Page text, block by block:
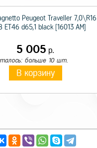
Peugeot Traveller 7,0\R16
ET46 d65,1 black [16013 AM]
5 005 р.
больше 10 шт.
В корзину